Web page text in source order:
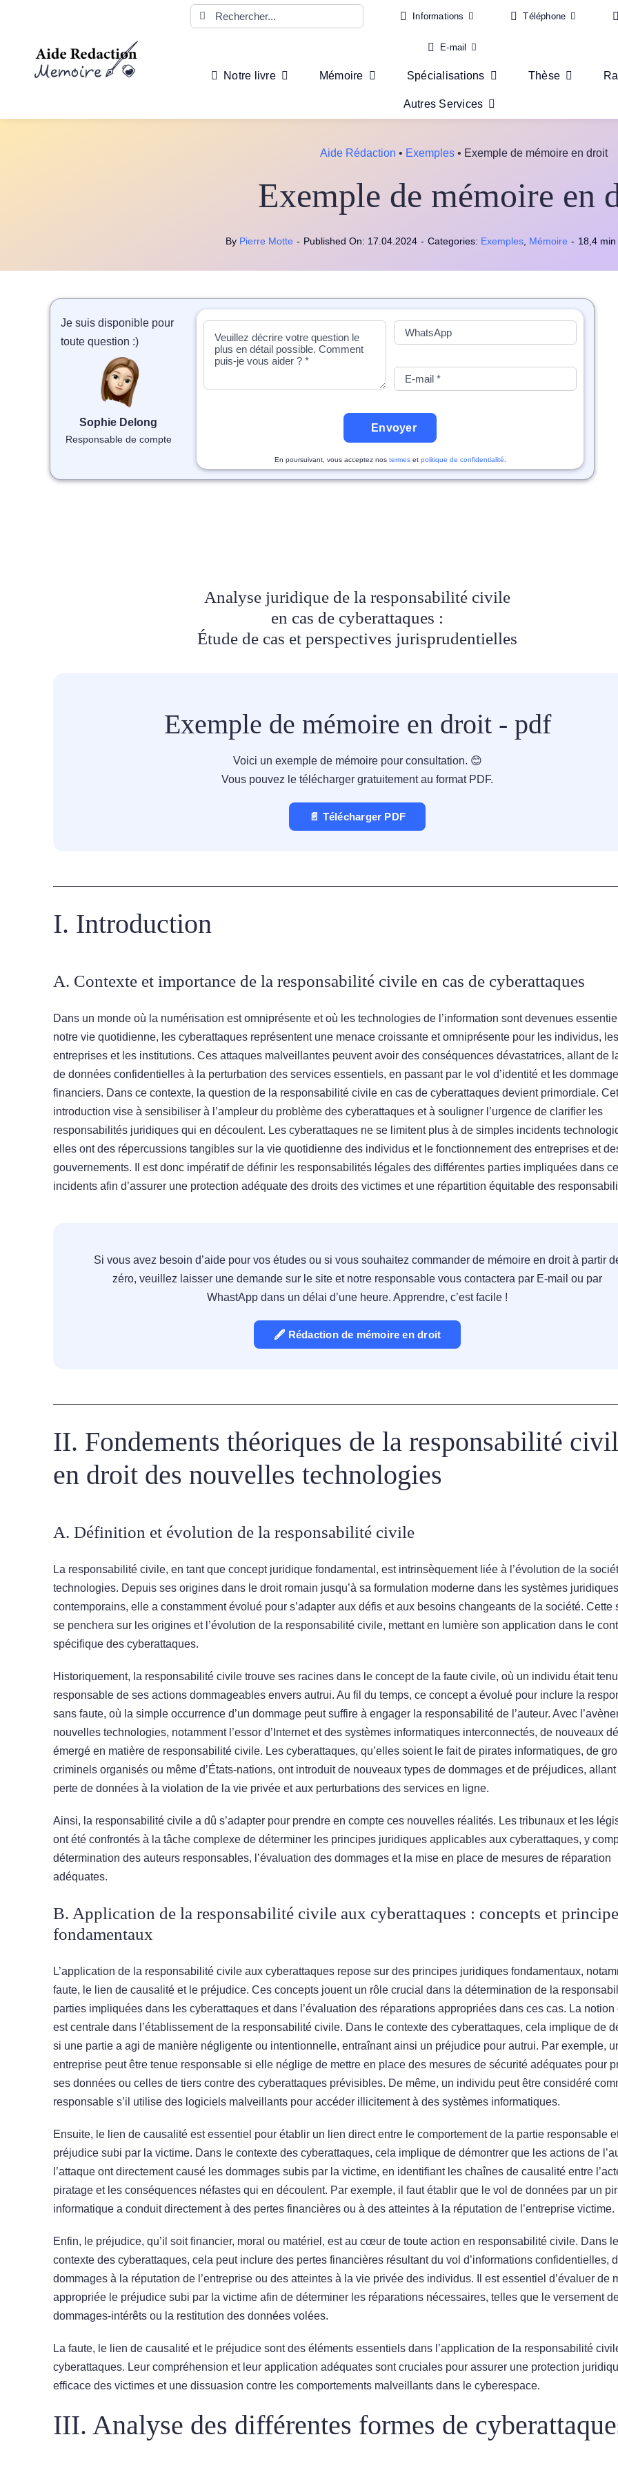
Rechercher: Informations Téléphone
E-mail
Notre livre Mémoire Spécialisations Thèse
Autres Services
Aide Rédaction • Exemples• Exemple de mémoire en droit
Exemple de mémoire en
By Pierre Motte - Published On: 17.04.2024 - Categories: Exemples, Mémoire - 18,4
Je suis disponible pour
toute question :)
Sophie Delong
Responsable de compte
Envoyer
En poursuivant, vous acceptez nos termeset politique de confidentialité
Analyse juridique de la responsabilité civile
en cas de cyberattaques :
Étude de cas et perspectives jurisprudentielles
Exemple de mémoire en droit - pdf
Voici un exemple de mémoire pour consultation. 😊
Vous pouvez le télécharger gratuitement au format PDF.
📄 Télécharger PDF
I. Introduction
A. Contexte et importance de la responsabilité civile en cas de cyberattaques
Dans un monde où la numérisation est omniprésente et où les technologies de l’information sont devenues
notre vie quotidienne, les cyberattaques représentent une menace croissante et omniprésente pour les individus, les
entreprises et les institutions. Ces attaques malveillantes peuvent avoir des conséquences dévastatrices, allant de
de données confidentielles à la perturbation des services essentiels, en passant par le vol d’identité et les
financiers. Dans ce contexte, la question de la responsabilité civile en cas de cyberattaques devient primordiale.
introduction vise à sensibiliser à l’ampleur du problème des cyberattaques et à souligner l’urgence de clarifier les
responsabilités juridiques qui en découlent. Les cyberattaques ne se limitent plus à de simples incidents
elles ont des répercussions tangibles sur la vie quotidienne des individus et le fonctionnement des entreprises et
gouvernements. Il est donc impératif de définir les responsabilités légales des différentes parties impliquées dans
incidents afin d’assurer une protection adéquate des droits des victimes et une répartition équitable des
Si vous avez besoin d’aide pour vos études ou si vous souhaitez commander de mémoire en droit à partir
zéro, veuillez laisser une demande sur le site et notre responsable vous contactera par E-mail ou par
WhastApp dans un délai d’une heure. Apprendre, c’est facile !
🖋 Rédaction de mémoire en droit
II. Fondements théoriques de la responsabilité
en droit des nouvelles technologies
A. Définition et évolution de la responsabilité civile
La responsabilité civile, en tant que concept juridique fondamental, est intrinsèquement liée à l’évolution de la
technologies. Depuis ses origines dans le droit romain jusqu’à sa formulation moderne dans les systèmes juridiques
contemporains, elle a constamment évolué pour s’adapter aux défis et aux besoins changeants de la société. Cette
se penchera sur les origines et l’évolution de la responsabilité civile, mettant en lumière son application dans le
spécifique des cyberattaques.
Historiquement, la responsabilité civile trouve ses racines dans le concept de la faute civile, où un individu était tenu
responsable de ses actions dommageables envers autrui. Au fil du temps, ce concept a évolué pour inclure la
sans faute, où la simple occurrence d’un dommage peut suffire à engager la responsabilité de l’auteur. Avec
nouvelles technologies, notamment l’essor d’Internet et des systèmes informatiques interconnectés, de nouveaux
émergé en matière de responsabilité civile. Les cyberattaques, qu’elles soient le fait de pirates informatiques, de
criminels organisés ou même d’États-nations, ont introduit de nouveaux types de dommages et de préjudices,
perte de données à la violation de la vie privée et aux perturbations des services en ligne.
Ainsi, la responsabilité civile a dû s’adapter pour prendre en compte ces nouvelles réalités. Les tribunaux et les
ont été confrontés à la tâche complexe de déterminer les principes juridiques applicables aux cyberattaques, y
détermination des auteurs responsables, l’évaluation des dommages et la mise en place de mesures de réparation
adéquates.
B. Application de la responsabilité civile aux cyberattaques : concepts et
fondamentaux
L’application de la responsabilité civile aux cyberattaques repose sur des principes juridiques fondamentaux,
faute, le lien de causalité et le préjudice. Ces concepts jouent un rôle crucial dans la détermination de la
parties impliquées dans les cyberattaques et dans l’évaluation des réparations appropriées dans ces cas. La notion
est centrale dans l’établissement de la responsabilité civile. Dans le contexte des cyberattaques, cela implique de
si une partie a agi de manière négligente ou intentionnelle, entraînant ainsi un préjudice pour autrui. Par exemple,
entreprise peut être tenue responsable si elle néglige de mettre en place des mesures de sécurité adéquates pour
ses données ou celles de tiers contre des cyberattaques prévisibles. De même, un individu peut être considéré
responsable s’il utilise des logiciels malveillants pour accéder illicitement à des systèmes informatiques.
Ensuite, le lien de causalité est essentiel pour établir un lien direct entre le comportement de la partie responsable
préjudice subi par la victime. Dans le contexte des cyberattaques, cela implique de démontrer que les actions de
l’attaque ont directement causé les dommages subis par la victime, en identifiant les chaînes de causalité entre
piratage et les conséquences néfastes qui en découlent. Par exemple, il faut établir que le vol de données par un
informatique a conduit directement à des pertes financières ou à des atteintes à la réputation de l’entreprise victime.
Enfin, le préjudice, qu’il soit financier, moral ou matériel, est au cœur de toute action en responsabilité civile. Dans le
contexte des cyberattaques, cela peut inclure des pertes financières résultant du vol d’informations confidentielles,
dommages à la réputation de l’entreprise ou des atteintes à la vie privée des individus. Il est essentiel d’évaluer de
appropriée le préjudice subi par la victime afin de déterminer les réparations nécessaires, telles que le versement
dommages-intérêts ou la restitution des données volées.
La faute, le lien de causalité et le préjudice sont des éléments essentiels dans l’application de la responsabilité
cyberattaques. Leur compréhension et leur application adéquates sont cruciales pour assurer une protection
efficace des victimes et une dissuasion contre les comportements malveillants dans le cyberespace.
III. Analyse des différentes formes de